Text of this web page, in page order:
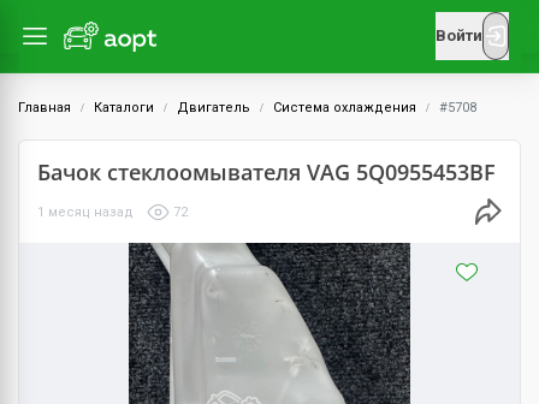
Войти
Главная Каталоги Двигатель Система охлаждения #5708
Бачок стеклоомывателя VAG 5Q0955453BF
1 месяц назад 72